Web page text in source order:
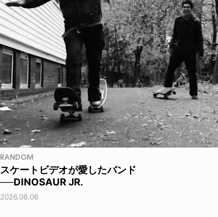
RANDOM
スケートビデオが愛したバンド
──DINOSAUR JR.
2026.08.06